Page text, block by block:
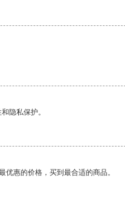
隐私保护。
惠的价格，买到最合适的商品。